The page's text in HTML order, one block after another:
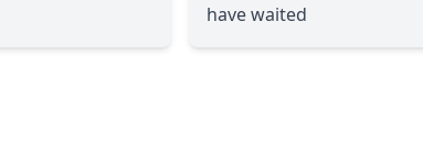
have waited